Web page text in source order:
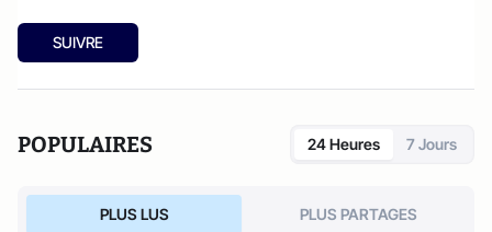
SUIVRE
POPULAIRES 24 Heures 7 Jours
PLUS LUS PLUS PARTAGES